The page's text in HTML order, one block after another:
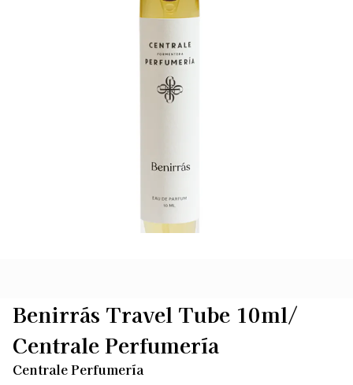
Benirrás Travel Tube 10ml/
Centrale Perfumería
Centrale Perfumería